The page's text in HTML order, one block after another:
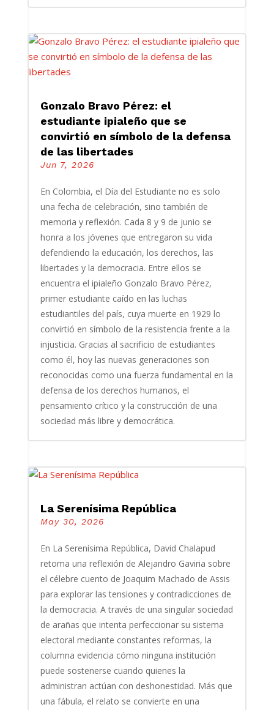
Gonzalo Bravo Pérez: el
estudiante ipialeño que se
convirtió en símbolo de la defensa
de las libertades
Jun 7, 2026
En Colombia, el Día del Estudiante no es solo
una fecha de celebración, sino también de
memoria y reflexión. Cada 8 y 9 de junio se
honra a los jóvenes que entregaron su vida
defendiendo la educación, los derechos, las
libertades y la democracia. Entre ellos se
encuentra el ipialeño Gonzalo Bravo Pérez,
primer estudiante caído en las luchas
estudiantiles del país, cuya muerte en 1929 lo
convirtió en símbolo de la resistencia frente a la
injusticia. Gracias al sacrificio de estudiantes
como él, hoy las nuevas generaciones son
reconocidas como una fuerza fundamental en la
defensa de los derechos humanos, el
pensamiento crítico y la construcción de una
sociedad más libre y democrática.
La Serenísima República
May 30, 2026
En La Serenísima República, David Chalapud
retoma una reflexión de Alejandro Gaviria sobre
el célebre cuento de Joaquim Machado de Assis
para explorar las tensiones y contradicciones de
la democracia. A través de una singular sociedad
de arañas que intenta perfeccionar su sistema
electoral mediante constantes reformas, la
columna evidencia cómo ninguna institución
puede sostenerse cuando quienes la
administran actúan con deshonestidad. Más que
una fábula, el relato se convierte en una